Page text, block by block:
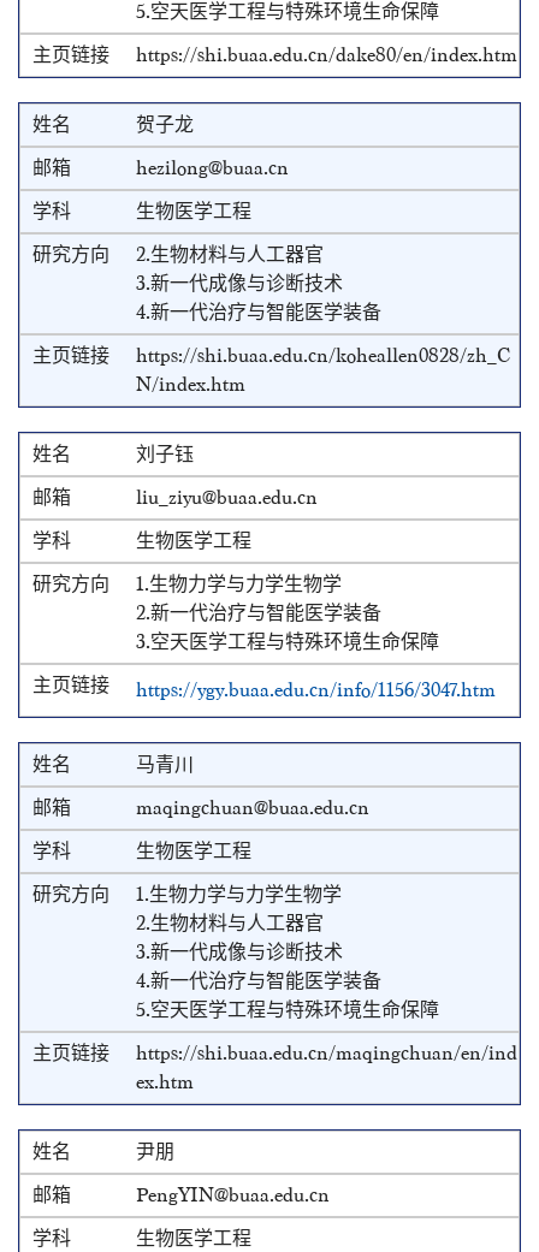
5.空天医学工程与特殊环境生命保障
https://shi.buaa.edu.cn/dake80/en/index.htm
贺子龙
hezilong@buaa.cn
生物医学工程
2.生物材料与人工器官
3.新一代成像与诊断技术
4.新一代治疗与智能医学装备
https://shi.buaa.edu.cn/koheallen0828/zh_C
N/index.htm
刘子钰
liu_ziyu@buaa.edu.cn
生物医学工程
1.生物力学与力学生物学
2.新一代治疗与智能医学装备
3.空天医学工程与特殊环境生命保障
https://ygy.buaa.edu.cn/info/1156/3047.htm
马青川
maqingchuan@buaa.edu.cn
生物医学工程
1.生物力学与力学生物学
2.生物材料与人工器官
3.新一代成像与诊断技术
4.新一代治疗与智能医学装备
5.空天医学工程与特殊环境生命保障
https://shi.buaa.edu.cn/maqingchuan/en/ind
ex.htm
尹朋
PengYIN@buaa.edu.cn
生物医学工程